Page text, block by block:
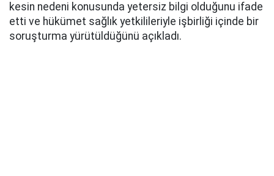
kesin nedeni konusunda yetersiz bilgi olduğunu ifade
etti ve hükümet sağlık yetkilileriyle işbirliği içinde bir
soruşturma yürütüldüğünü açıkladı.